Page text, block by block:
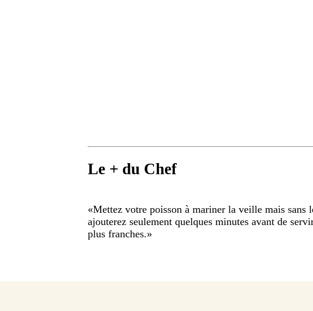
Le + du Chef
«Mettez votre poisson à mariner la veille mais sans
ajouterez seulement quelques minutes avant de
plus franches.»